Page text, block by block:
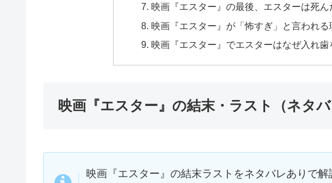
映画『エスター』の最後、エスターは死ん
映画『エスター』が「怖すぎ」と言われる
映画『エスター』でエスターはなぜ入れ歯
映画『エスター』の結末・ラスト（ネタバ
映画『エスター』の結末ラストをネタバレありで